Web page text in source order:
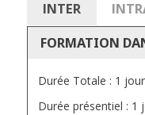
INTER
FORMATION
Durée Totale : 1
Durée présentiel : 1